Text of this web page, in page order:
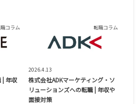
コラム
| 年収
転職コラム
2026.4.13
株式会社ADKマーケティング・ソ
リューションズへの転職 | 年収や
面接対策